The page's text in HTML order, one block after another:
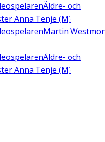
Äldre- och
Anna Tenje (M)
Martin
Äldre- och
Anna Tenje (M)